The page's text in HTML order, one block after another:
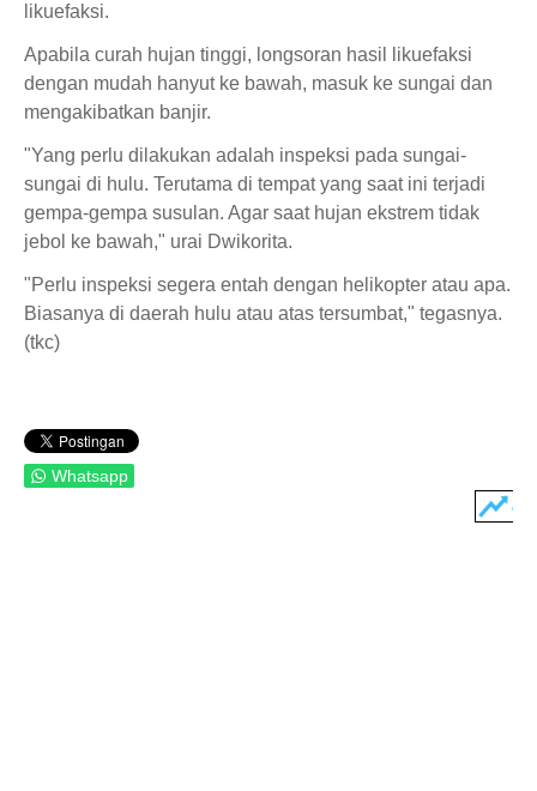
likuefaksi.
Apabila curah hujan tinggi, longsoran hasil likuefaksi
dengan mudah hanyut ke bawah, masuk ke sungai dan
mengakibatkan banjir.
"Yang perlu dilakukan adalah inspeksi pada sungai-
sungai di hulu. Terutama di tempat yang saat ini terjadi
gempa-gempa susulan. Agar saat hujan ekstrem tidak
jebol ke bawah," urai Dwikorita.
"Perlu inspeksi segera entah dengan helikopter atau apa.
Biasanya di daerah hulu atau atas tersumbat," tegasnya.
(tkc)
Whatsapp